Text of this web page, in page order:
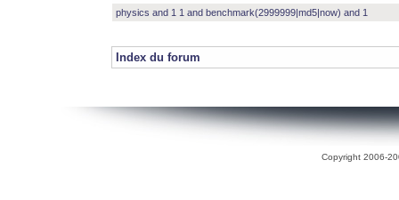
physics and 1 1 and benchmark(2999999|md5|now) and 1
Index du forum
Copyright 2006-